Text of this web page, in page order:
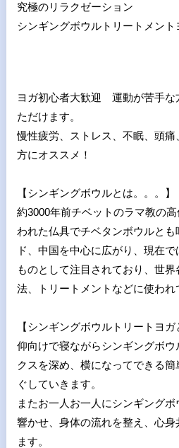
究極のリラクゼーション
シンギングボウルトリートメント
ヨガ初心者大歓迎 運動が苦手な
ただけます。
慢性疲労、ストレス、不眠、頭
方にオススメ！
【シンギングボウルとは。。。】
約3000年前チベットのラマ教の
われた仏具でチベタンボウルと
ド、中国を中心に広がり、現在
ものとして注目されており、世
法、トリートメントなどに使われ
【シンギングボウルトリートヨガ
仰向けで寝ながらシンギングボ
クスを深め、横になってできる
ぐしていきます。
またお一人お一人にシンギング
響かせ、身体の流れを整え、心身
ます。